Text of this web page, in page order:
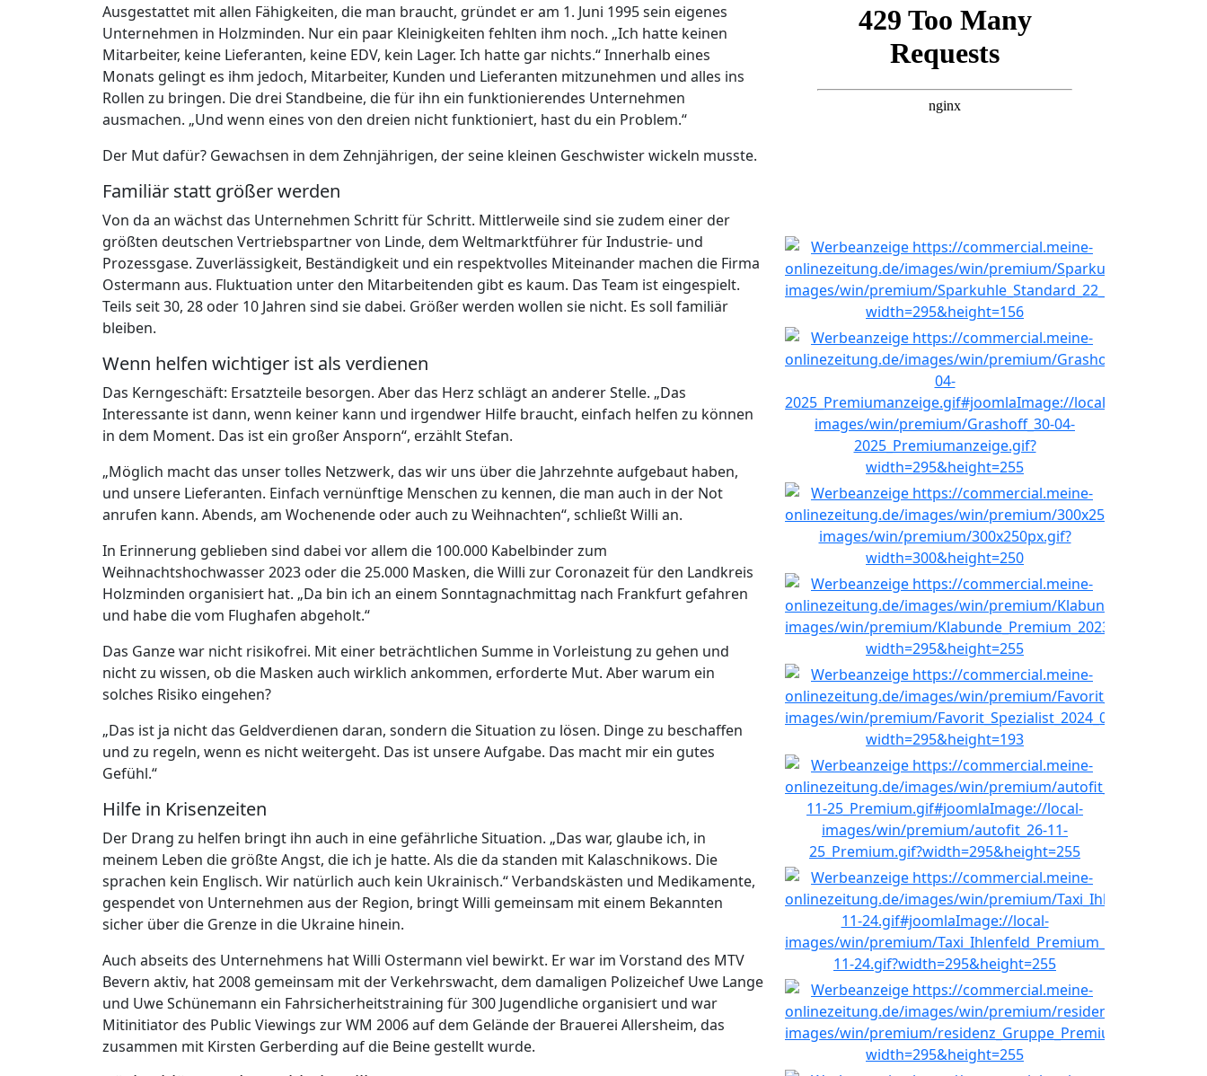
Ausgestattet mit allen Fähigkeiten, die man braucht, gründet er am 1. Juni 1995 sein eigenes
Unternehmen in Holzminden. Nur ein paar Kleinigkeiten fehlten ihm noch. „Ich hatte keinen
Mitarbeiter, keine Lieferanten, keine EDV, kein Lager. Ich hatte gar nichts.“ Innerhalb eines
Monats gelingt es ihm jedoch, Mitarbeiter, Kunden und Lieferanten mitzunehmen und alles ins
Rollen zu bringen. Die drei Standbeine, die für ihn ein funktionierendes Unternehmen
ausmachen. „Und wenn eines von den dreien nicht funktioniert, hast du ein Problem.“
Der Mut dafür? Gewachsen in dem Zehnjährigen, der seine kleinen Geschwister wickeln musste.
Familiär statt größer werden
Von da an wächst das Unternehmen Schritt für Schritt. Mittlerweile sind sie zudem einer der
größten deutschen Vertriebspartner von Linde, dem Weltmarktführer für Industrie- und
Prozessgase. Zuverlässigkeit, Beständigkeit und ein respektvolles Miteinander machen die Firma
Ostermann aus. Fluktuation unter den Mitarbeitenden gibt es kaum. Das Team ist eingespielt.
Teils seit 30, 28 oder 10 Jahren sind sie dabei. Größer werden wollen sie nicht. Es soll familiär
bleiben.
Wenn helfen wichtiger ist als verdienen
Das Kerngeschäft: Ersatzteile besorgen. Aber das Herz schlägt an anderer Stelle. „Das
Interessante ist dann, wenn keiner kann und irgendwer Hilfe braucht, einfach helfen zu können
in dem Moment. Das ist ein großer Ansporn“, erzählt Stefan.
„Möglich macht das unser tolles Netzwerk, das wir uns über die Jahrzehnte aufgebaut haben,
und unsere Lieferanten. Einfach vernünftige Menschen zu kennen, die man auch in der Not
anrufen kann. Abends, am Wochenende oder auch zu Weihnachten“, schließt Willi an.
In Erinnerung geblieben sind dabei vor allem die 100.000 Kabelbinder zum
Weihnachtshochwasser 2023 oder die 25.000 Masken, die Willi zur Coronazeit für den Landkreis
Holzminden organisiert hat. „Da bin ich an einem Sonntagnachmittag nach Frankfurt gefahren
und habe die vom Flughafen abgeholt.“
Das Ganze war nicht risikofrei. Mit einer beträchtlichen Summe in Vorleistung zu gehen und
nicht zu wissen, ob die Masken auch wirklich ankommen, erforderte Mut. Aber warum ein
solches Risiko eingehen?
„Das ist ja nicht das Geldverdienen daran, sondern die Situation zu lösen. Dinge zu beschaffen
und zu regeln, wenn es nicht weitergeht. Das ist unsere Aufgabe. Das macht mir ein gutes
Gefühl.“
Hilfe in Krisenzeiten
Der Drang zu helfen bringt ihn auch in eine gefährliche Situation. „Das war, glaube ich, in
meinem Leben die größte Angst, die ich je hatte. Als die da standen mit Kalaschnikows. Die
sprachen kein Englisch. Wir natürlich auch kein Ukrainisch.“ Verbandskästen und Medikamente,
gespendet von Unternehmen aus der Region, bringt Willi gemeinsam mit einem Bekannten
sicher über die Grenze in die Ukraine hinein.
Auch abseits des Unternehmens hat Willi Ostermann viel bewirkt. Er war im Vorstand des MTV
Bevern aktiv, hat 2008 gemeinsam mit der Verkehrswacht, dem damaligen Polizeichef Uwe Lange
und Uwe Schünemann ein Fahrsicherheitstraining für 300 Jugendliche organisiert und war
Mitinitiator des Public Viewings zur WM 2006 auf dem Gelände der Brauerei Allersheim, das
zusammen mit Kirsten Gerberding auf die Beine gestellt wurde.